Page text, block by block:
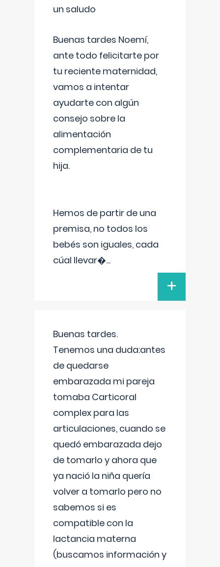
un saludo
Buenas tardes Noemí,
ante todo felicitarte por
tu reciente maternidad,
vamos a intentar
ayudarte con algún
consejo sobre la
alimentación
complementaria de tu
hija.
Hemos de partir de una
premisa, no todos los
bebés son iguales, cada
cúal llevar�...
+
Buenas tardes.
Tenemos una duda:antes
de quedarse
embarazada mi pareja
tomaba Carticoral
complex para las
articulaciones, cuando se
quedó embarazada dejo
de tomarlo y ahora que
ya nació la niña quería
volver a tomarlo pero no
sabemos si es
compatible con la
lactancia materna
(buscamos información y